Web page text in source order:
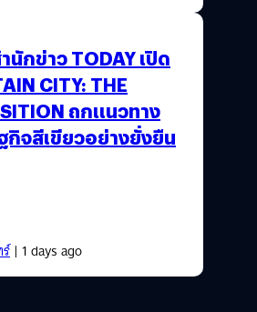
กข่าว TODAY เปิด
CITY: THE
ถกแนวทาง
จสีเขียวอย่างยั่งยืน
| 1 days ago